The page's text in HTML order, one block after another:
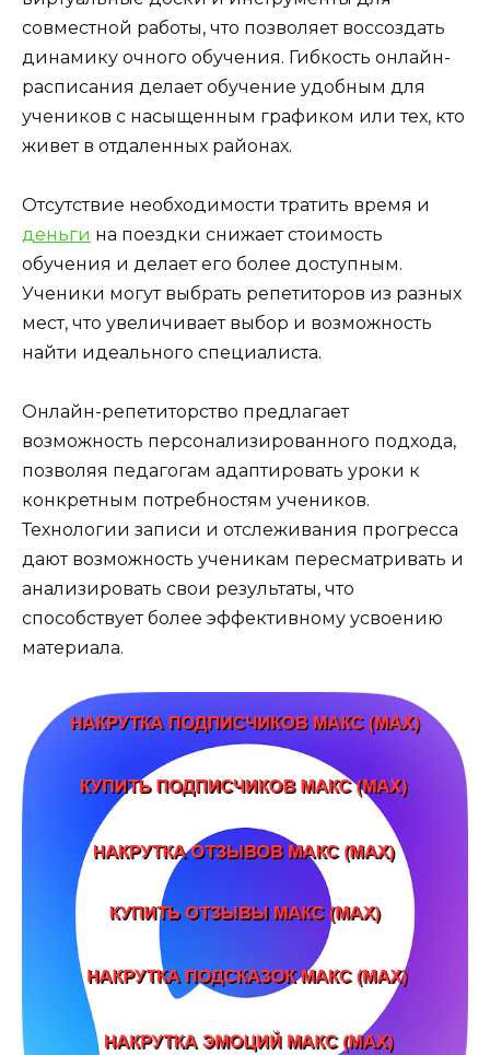
совместной работы, что позволяет воссоздать
динамику очного обучения. Гибкость онлайн-
расписания делает обучение удобным для
учеников с насыщенным графиком или тех, кто
живет в отдаленных районах.
Отсутствие необходимости тратить время и
деньги на поездки снижает стоимость
обучения и делает его более доступным.
Ученики могут выбрать репетиторов из разных
мест, что увеличивает выбор и возможность
найти идеального специалиста.
Онлайн-репетиторство предлагает
возможность персонализированного подхода,
позволяя педагогам адаптировать уроки к
конкретным потребностям учеников.
Технологии записи и отслеживания прогресса
дают возможность ученикам пересматривать и
анализировать свои результаты, что
способствует более эффективному усвоению
материала.